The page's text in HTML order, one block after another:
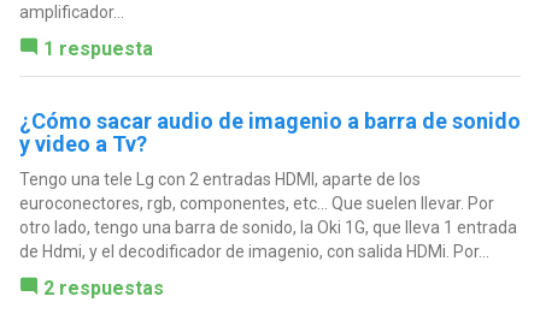
amplificador...
1 respuesta
¿Cómo sacar audio de imagenio a barra de sonido
y video a Tv?
Tengo una tele Lg con 2 entradas HDMI, aparte de los
euroconectores, rgb, componentes, etc... Que suelen llevar. Por
otro lado, tengo una barra de sonido, la Oki 1G, que lleva 1 entrada
de Hdmi, y el decodificador de imagenio, con salida HDMi. Por...
2 respuestas